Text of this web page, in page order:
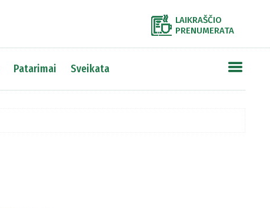
LAIKRAŠČIO
PRENUMERATA
Patarimai Sveikata